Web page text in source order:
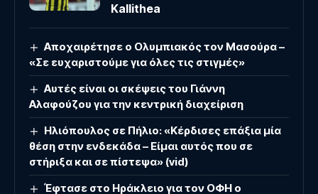
Kallithea
Αποχαιρέτησε ο Ολυμπιακός τον Μασούρα –
«Σε ευχαριστούμε για όλες τις στιγμές»
Αυτές είναι οι σκέψεις του Γιάννη
Αλαφούζου για την κεντρική διαχείριση
Ηλιόπουλος σε Πήλιο: «Κέρδισες επάξια μία
θέση στην ενδεκάδα – Είμαι αυτός που σε
στήριξα και σε πίστεψα» (vid)
Έφτασε στο Ηράκλειο για τον ΟΦΗ ο